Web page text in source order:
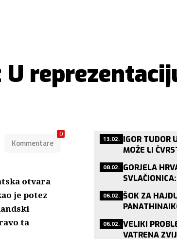
Kommentare
0
otvara
je potez
ta
13.02. IGOR TUDOR
MOŽE LI
08.02. GORJELA
VATRENI
BRONCE!
06.02. ŠOK ZA
06.02. VELIKI
VATRENA